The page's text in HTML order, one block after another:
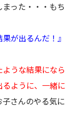
った・・・もち
が出るんだ！』
ような結果になら
ように、一緒に
さんのやる気に